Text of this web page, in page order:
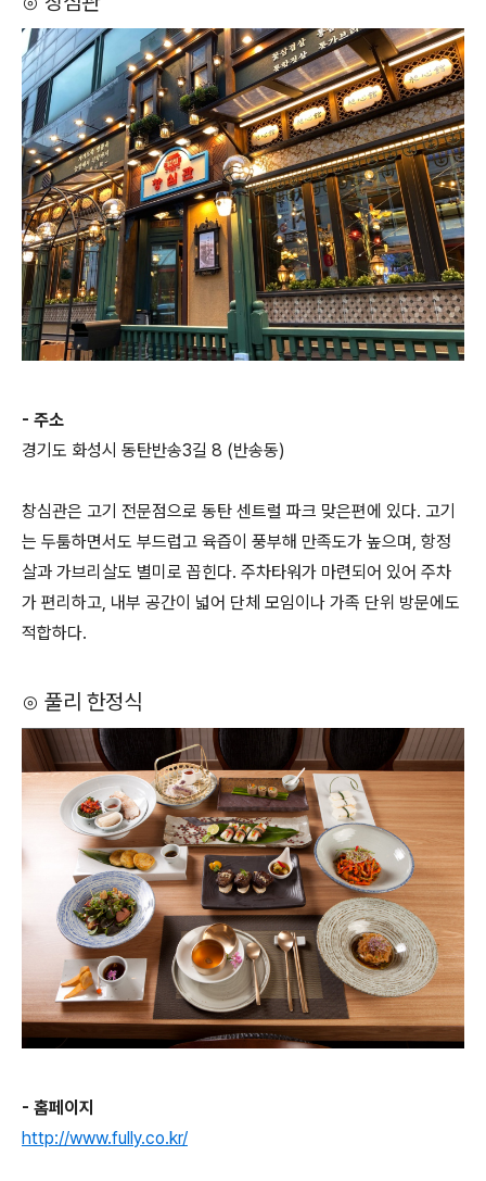
- 주소
경기도 화성시 동탄반송3길 8 (반송동)
창심관은 고기 전문점으로 동탄 센트럴 파크 맞은편에 있다. 고기
는 두툼하면서도 부드럽고 육즙이 풍부해 만족도가 높으며, 항정
살과 가브리살도 별미로 꼽힌다. 주차타워가 마련되어 있어 주차
가 편리하고, 내부 공간이 넓어 단체 모임이나 가족 단위 방문에도
적합하다.
⊙ 풀리 한정식
- 홈페이지
http://www.fully.co.kr/